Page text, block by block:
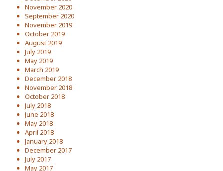
November 2020
September 2020
November 2019
October 2019
August 2019
July 2019
May 2019
March 2019
December 2018
November 2018
October 2018
July 2018
June 2018
May 2018
April 2018
January 2018
December 2017
July 2017
May 2017